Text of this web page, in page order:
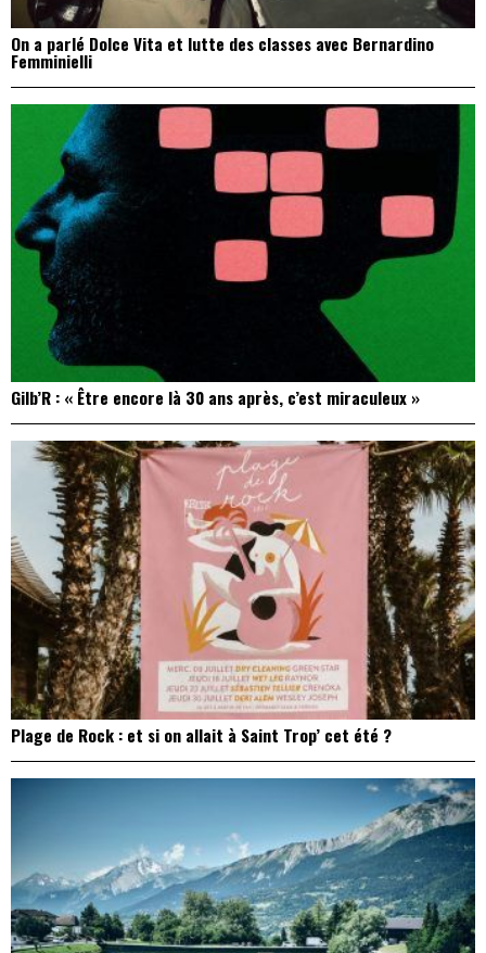
On a parlé Dolce Vita et lutte des classes avec Bernardino
Femminielli
Gilb’R : « Être encore là 30 ans après, c’est miraculeux »
Plage de Rock : et si on allait à Saint Trop’ cet été ?